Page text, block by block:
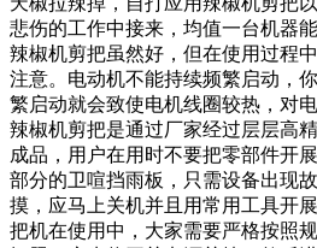
悲伤的工作中接来，均值一台机器
辣椒机剪把虽然好，但在使用过程
注意。电动机不能持续频繁启动，
繁启动就会致使电机线圈较热，对
辣椒机剪把是通过厂家经过层层高
成品，用户在用时不要把零部件开
部分的卫喧挡雨板，只需设备出现
摸，应马上关机并且用常用工具开
把机在使用中，大家需要严格按照